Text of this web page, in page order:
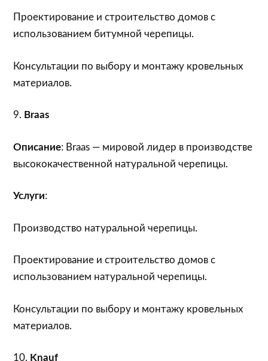
Проектирование и строительство домов с
использованием битумной черепицы.
Консультации по выбору и монтажу кровельных
материалов.
9. Braas
Описание: Braas — мировой лидер в производстве
высококачественной натуральной черепицы.
Услуги:
Производство натуральной черепицы.
Проектирование и строительство домов с
использованием натуральной черепицы.
Консультации по выбору и монтажу кровельных
материалов.
10. Knauf